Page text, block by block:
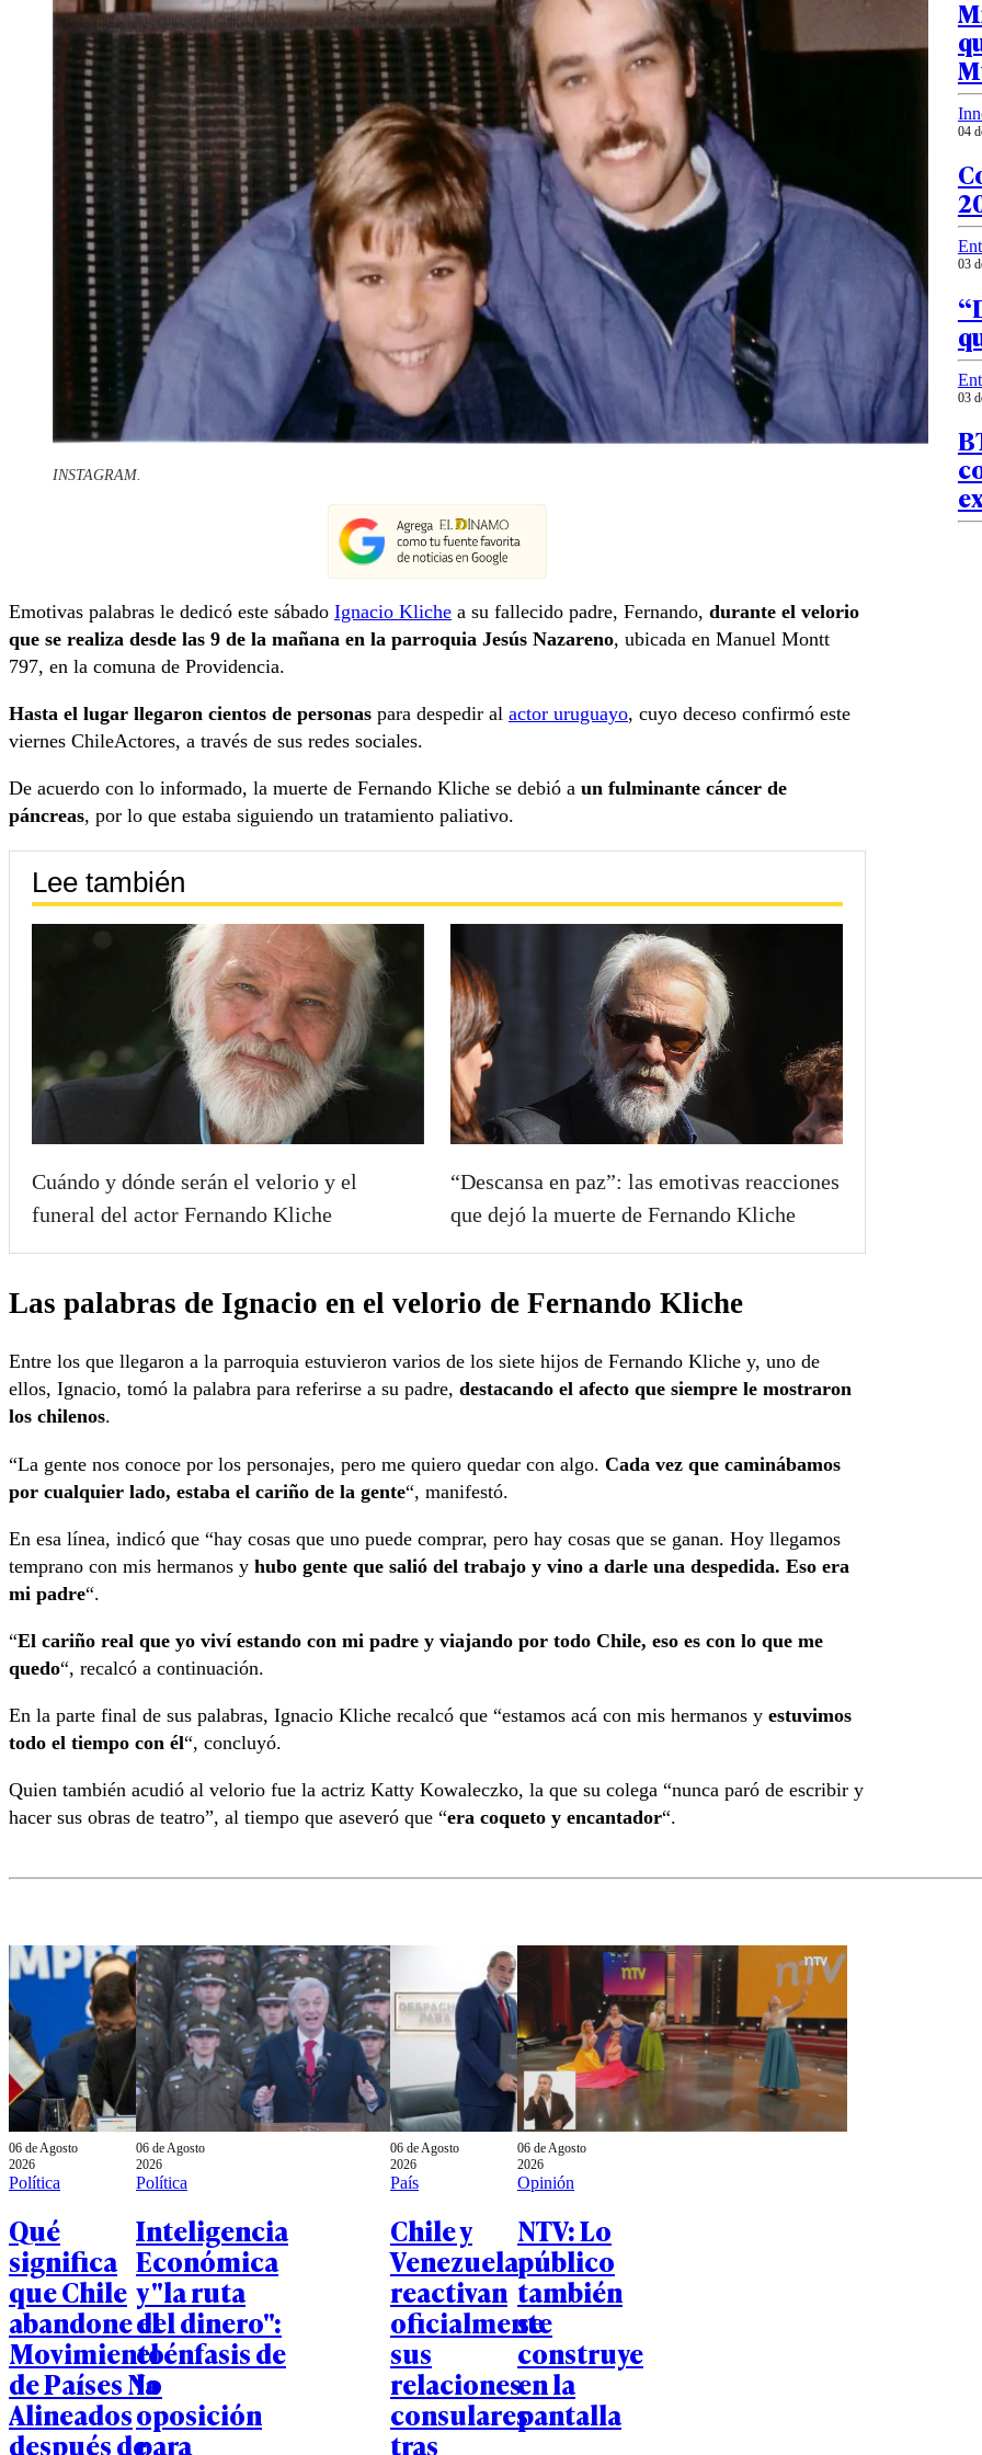
INSTAGRAM.
Emotivas palabras le dedicó este sábado Ignacio Kliche a su fallecido padre, Fernando, durante el velorio
que se realiza desde las 9 de la mañana en la parroquia Jesús Nazareno, ubicada en Manuel Montt
797, en la comuna de Providencia.
Hasta el lugar llegaron cientos de personas para despedir al actor uruguayo, cuyo deceso confirmó este
viernes ChileActores, a través de sus redes sociales.
De acuerdo con lo informado, la muerte de Fernando Kliche se debió a un fulminante cáncer de
páncreas, por lo que estaba siguiendo un tratamiento paliativo.
Lee también
Cuándo y dónde serán el velorio y el
funeral del actor Fernando Kliche
“Descansa en paz”: las emotivas reacciones
que dejó la muerte de Fernando Kliche
Las palabras de Ignacio en el velorio de Fernando Kliche
Entre los que llegaron a la parroquia estuvieron varios de los siete hijos de Fernando Kliche y, uno de
ellos, Ignacio, tomó la palabra para referirse a su padre, destacando el afecto que siempre le mostraron
los chilenos.
“La gente nos conoce por los personajes, pero me quiero quedar con algo. Cada vez que caminábamos
por cualquier lado, estaba el cariño de la gente“, manifestó.
En esa línea, indicó que “hay cosas que uno puede comprar, pero hay cosas que se ganan. Hoy llegamos
temprano con mis hermanos y hubo gente que salió del trabajo y vino a darle una despedida. Eso era
mi padre“.
“El cariño real que yo viví estando con mi padre y viajando por todo Chile, eso es con lo que me
quedo“, recalcó a continuación.
En la parte final de sus palabras, Ignacio Kliche recalcó que “estamos acá con mis hermanos y estuvimos
todo el tiempo con él“, concluyó.
Quien también acudió al velorio fue la actriz Katty Kowaleczko, la que su colega “nunca paró de escribir y
hacer sus obras de teatro”, al tiempo que aseveró que “era coqueto y encantador“.
04
03
03
06 de Agosto
2026
Política
Qué
significa
que Chile
abandone el
Movimiento
de Países No
Alineados
después de
06 de Agosto
2026
Política
Inteligencia
Económica
y "la ruta
del dinero":
el énfasis de
la
oposición
para
06 de Agosto
2026
País
Chile y
Venezuela
reactivan
oficialmente
sus
relaciones
consulares
tras
06 de Agosto
2026
Opinión
NTV: Lo
público
también
se
construye
en la
pantalla